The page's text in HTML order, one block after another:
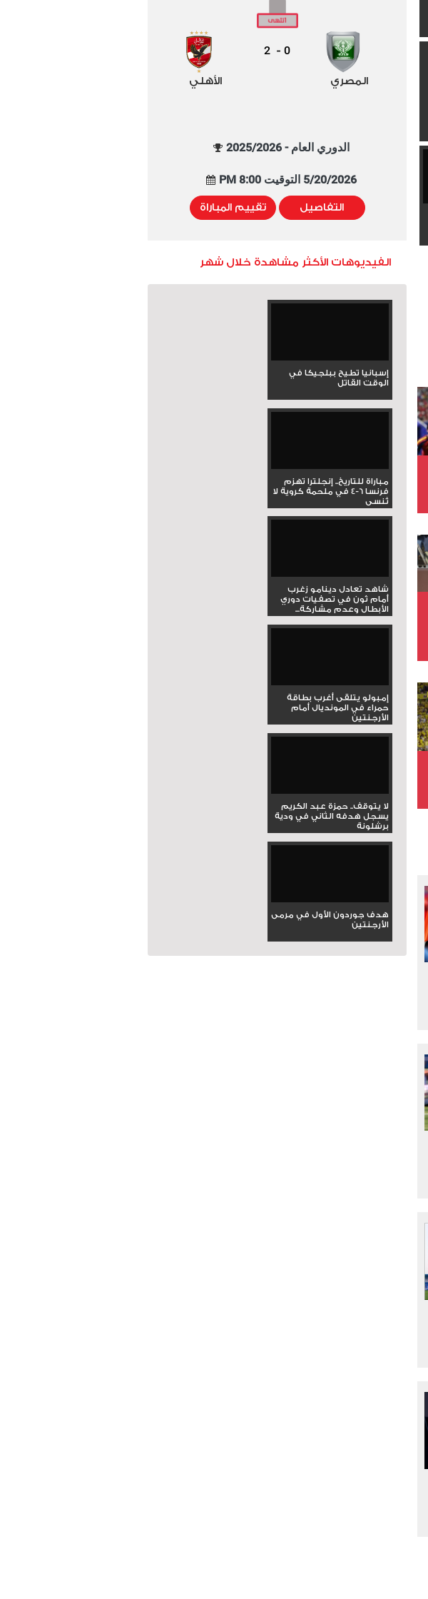
المصري
0
-
2
الأهلي
الدوري العام - 2025/2026
5/20/2026 التوقيت 8:00 PM
التفاصيل تقييم المباراة
الفيديوهات الأكثر مشاهدة خلال شهر
إسبانيا تطيح ببلجيكا في
الوقت القاتل
مباراة للتاريخ.. إنجلترا تهزم
فرنسا 6-4 في ملحمة كروية لا
تُنسى
شاهد تعادل دينامو زغرب
أمام ثون في تصفيات دوري
الأبطال وعدم مشاركة...
إمبولو يتلقى أغرب بطاقة
حمراء في المونديال أمام
الأرجنتين
لا يتوقف.. حمزة عبد الكريم
يسجل هدفه الثاني في ودية
برشلونة
هدف جوردون الأول في مرمى
الأرجنتين